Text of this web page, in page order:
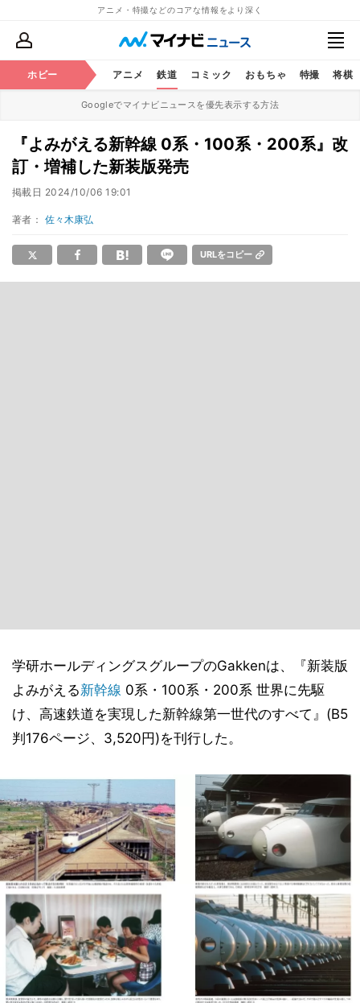
アニメ・特撮などのコアな情報をより深く
ホビー アニメ 鉄道 コミック おもちゃ 特撮 将棋
Googleでマイナビニュースを優先表示する方法
『よみがえる新幹線 0系・100系・200系』改
訂・増補した新装版発売
掲載日 2024/10/06 19:01
著者： 佐々木康弘
URLをコピー
学研ホールディングスグループのGakkenは、『新装版
よみがえる新幹線 0系・100系・200系 世界に先駆
け、高速鉄道を実現した新幹線第一世代のすべて』(B5
判176ページ、3,520円)を刊行した。